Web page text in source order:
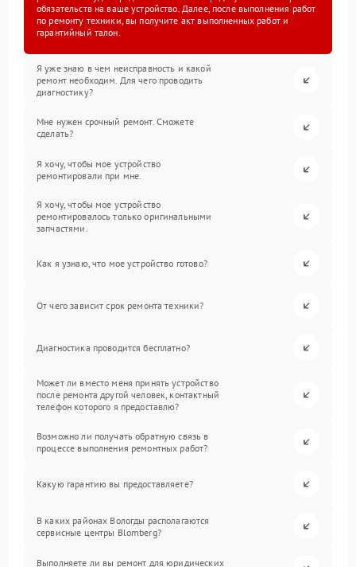
обязательств на ваше устройство. Далее, после выполнения работ
по ремонту техники, вы получите акт выполненных работ и
гарантийный талон.
Я уже знаю в чем неисправность и какой
ремонт необходим. Для чего проводить
диагностику?
Мне нужен срочный ремонт. Сможете
сделать?
Я хочу, чтобы мое устройство
ремонтировали при мне.
Я хочу, чтобы мое устройство
ремонтировалось только оригинальными
запчастями.
Как я узнаю, что мое устройство готово?
От чего зависит срок ремонта техники?
Диагностика проводится бесплатно?
Может ли вместо меня принять устройство
после ремонта другой человек, контактный
телефон которого я предоставлю?
Возможно ли получать обратную связь в
процессе выполнения ремонтных работ?
Какую гарантию вы предоставляете?
В каких районах Вологды располагаются
сервисные центры Blomberg?
Выполняете ли вы ремонт для юридических